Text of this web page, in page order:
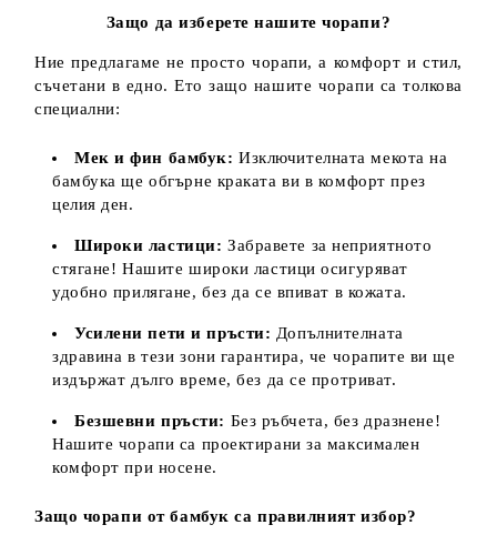
Защо да изберете нашите чорапи?
Ние предлагаме не просто чорапи, а комфорт и стил,
съчетани в едно. Ето защо нашите чорапи са толкова
специални:
Мек и фин бамбук: Изключителната мекота на
бамбука ще обгърне краката ви в комфорт през
целия ден.
Широки ластици: Забравете за неприятното
стягане! Нашите широки ластици осигуряват
удобно прилягане, без да се впиват в кожата.
Усилени пети и пръсти: Допълнителната
здравина в тези зони гарантира, че чорапите ви ще
издържат дълго време, без да се протриват.
Безшевни пръсти: Без ръбчета, без дразнене!
Нашите чорапи са проектирани за максимален
комфорт при носене.
Защо чорапи от бамбук са правилният избор?